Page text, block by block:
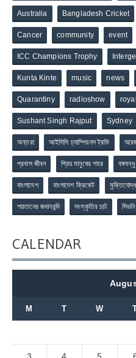
Australia Bangladesh Cricket
Cancer community event
ICC Champions Trophy
Kunta Kinte music news
Quarantiny radioshow
Sushant Singh Rajput Sydney
অন্তরা আইসিসি চ্যাম্পিয়নস ট্রফি
প্রবাস জীবন প্রিয় মানুষের শহর বঙ্গবন্ধু
বাংলাদেশ বাংলাদেশ ক্রিকেট
শয়তানের জবানবন্দি সংস্কৃতির চর্চা সিডনি
CALENDAR
M T W